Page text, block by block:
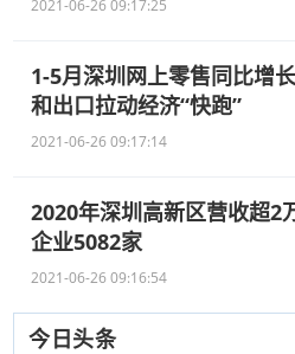
2021-06-26 09:17:25
1-5月深圳网上零售同比增
和出口拉动经济“快跑”
2021-06-26 09:17:14
2020年深圳高新区营收超2
企业5082家
2021-06-26 09:16:54
今日头条